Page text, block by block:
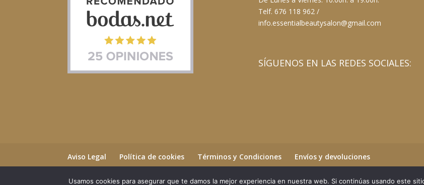
Telf. 676 118 962 /
info.essentialbeautysalon@gmail.com
SÍGUENOS EN LAS REDES SOCIALES:
Aviso Legal Política de cookies Términos y Condiciones Envíos y devoluciones
Usamos cookies para asegurar que te damos la mejor experiencia en nuestra web. Si continúas usando este